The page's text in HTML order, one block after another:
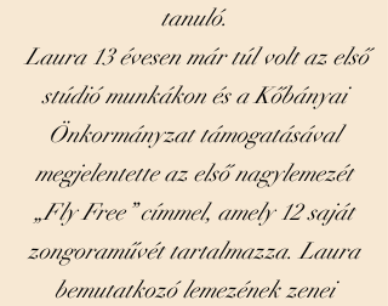
tanuló.
Laura 13 évesen már túl volt az első
stúdió munkákon és a Kőbányai
Önkormányzat támogatásával
megjelentette az első nagylemezét
„Fly Free” címmel, amely 12 saját
zongoraművét tartalmazza. Laura
bemutatkozó lemezének zenei